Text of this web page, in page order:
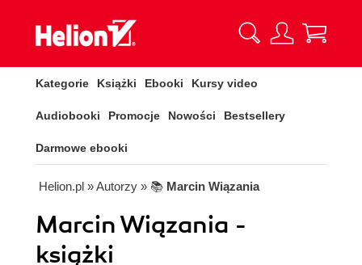
Kategorie Książki Ebooki Kursy video
Audiobooki Promocje Nowości Bestsellery
Darmowe ebooki
Helion.pl » Autorzy » 📚 Marcin Wiązania
Marcin Wiązania -
książki